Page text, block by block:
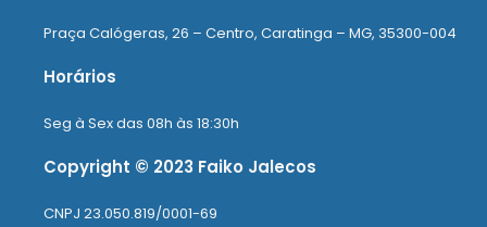
Praça Calógeras, 26 – Centro, Caratinga – MG, 35300-004
Horários
Seg à Sex das 08h às 18:30h
Copyright © 2023 Faiko Jalecos
CNPJ 23.050.819/0001-69